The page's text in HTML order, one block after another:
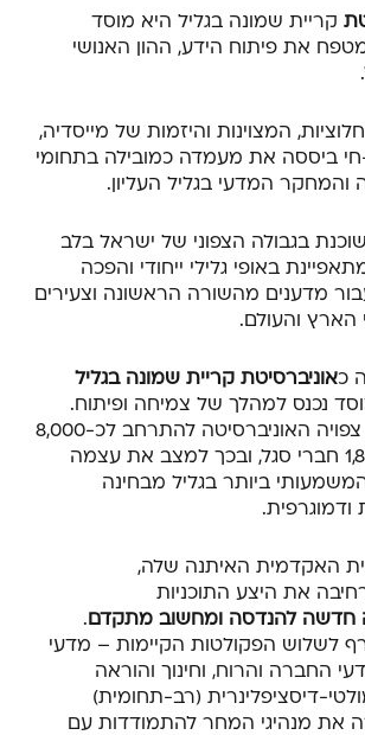
קריית שמונה בגליל היא מוסד
את פיתוח הידע, ההון האנושי
המצוינות והיזמות של מייסדיה,
חי ביססה את מעמדה כמובילה בתחומי
המדעי בגליל העליון.
בגבולה הצפוני של ישראל בלב
באופי גלילי ייחודי והפכה
מדענים מהשורה הראשונה וצעירים
הארץ והעולם.
כאוניברסיטת קריית שמונה בגליל
נכנס למהלך של צמיחה ופיתוח.
בשנים הקרובות צפויה האוניברסיטה להתרחב לכ-8,000
סטודנטים וכ-1,800 חברי סגל, ובכך למצב את עצמה
ביותר בגליל מבחינה
האקדמית האיתנה שלה,
את היצע התוכניות
חדשה להנדסה ומחשוב מתקדם .
לשלוש הפקולטות הקיימות – מדעי
החברה והרוח, וחינוך והוראה
דיסציפלינרית (רב-תחומית)
את מנהיגי המחר להתמודדות עם